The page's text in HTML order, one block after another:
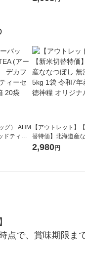
モン 500
ー） オレンジとグ
グ） AHM
ドティ
ィーツテ
【アウトレット】
替特価】北海道産な
し 無洗米 5kg 1袋
米 木徳神糧 オリジ
2,980円
点で、賞味期限ま